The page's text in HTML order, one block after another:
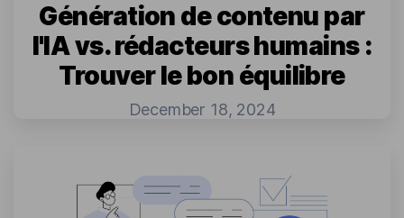
Génération de contenu par
l'IA vs. rédacteurs humains :
Trouver le bon équilibre
December 18, 2024